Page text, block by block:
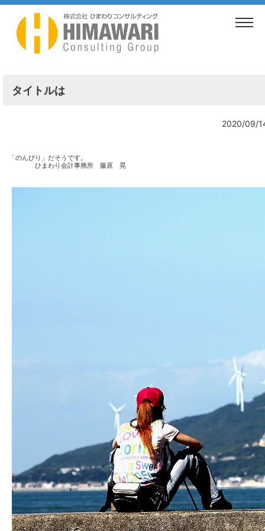
> ブログ タイトルは
タイトルは
2020/09/
「のんびり」だそうです。
ひまわり会計事務所 藤原 晃